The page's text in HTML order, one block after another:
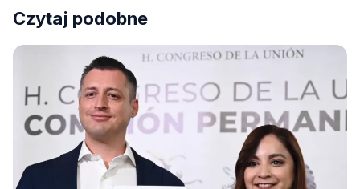
Czytaj podobne